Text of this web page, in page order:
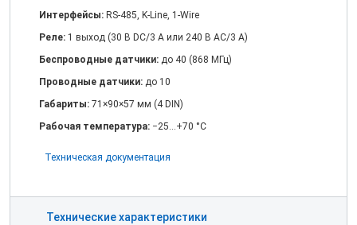
Интерфейсы: RS-485, K-Line, 1-Wire
Реле: 1 выход (30 В DC/3 А или 240 В AC/3 А)
Беспроводные датчики: до 40 (868 МГц)
Проводные датчики: до 10
Габариты: 71×90×57 мм (4 DIN)
Рабочая температура: −25…+70 °C
Техническая документация
Технические характеристики